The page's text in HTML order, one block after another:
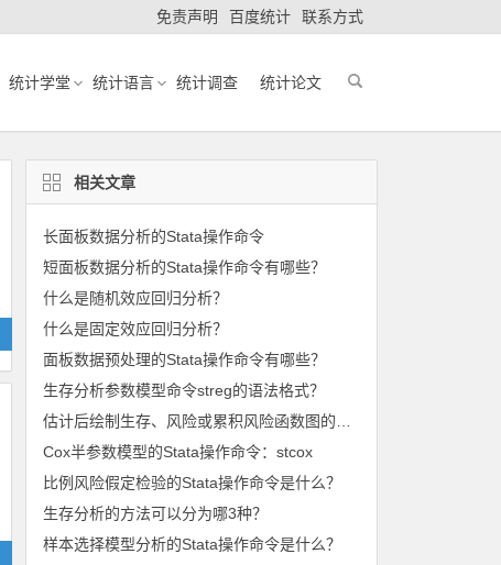
免责声明 百度统计 联系方式
统计学堂 统计语言 统计调查 统计论文
相关文章
长面板数据分析的Stata操作命令
短面板数据分析的Stata操作命令有哪些？
什么是随机效应回归分析？
什么是固定效应回归分析？
面板数据预处理的Stata操作命令有哪些？
生存分析参数模型命令streg的语法格式？
Cox半参数模型的Stata操作命令：stcox
比例风险假定检验的Stata操作命令是什么？
生存分析的方法可以分为哪3种？
样本选择模型分析的Stata操作命令是什么？